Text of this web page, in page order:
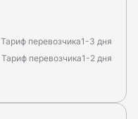
Тариф перевозчика1-3 дня
Тариф перевозчика1-2 дня